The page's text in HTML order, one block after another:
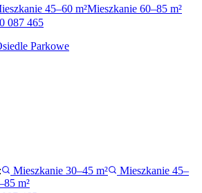
45–60 m²Mieszkanie 60–85 m²
087 465
Mieszkanie 30–45 m²
Mieszkanie 45–
m²